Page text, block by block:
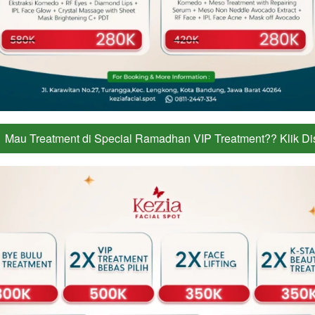
Mau Treatment di Special Ramadhan VIP Treatment?? Klik